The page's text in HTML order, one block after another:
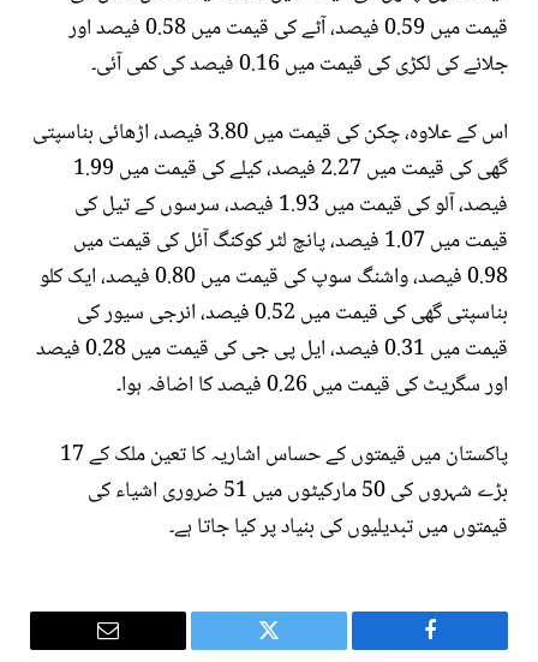
قیمت میں 0.59 فیصد، آٹے کی قیمت میں 0.58 فیصد اور
جلانے کی لکڑی کی قیمت میں 0.16 فیصد کی کمی آئی۔
اس کے علاوہ، چکن کی قیمت میں 3.80 فیصد، اڑھائی بناسپتی
گھی کی قیمت میں 2.27 فیصد، کیلے کی قیمت میں 1.99
فیصد، آلو کی قیمت میں 1.93 فیصد، سرسوں کے تیل کی
قیمت میں 1.07 فیصد، پانچ لٹر کوکنگ آئل کی قیمت میں
0.98 فیصد، واشنگ سوپ کی قیمت میں 0.80 فیصد، ایک کلو
بناسپتی گھی کی قیمت میں 0.52 فیصد، انرجی سیور کی
قیمت میں 0.31 فیصد، ایل پی جی کی قیمت میں 0.28 فیصد
اور سگریٹ کی قیمت میں 0.26 فیصد کا اضافہ ہوا۔
پاکستان میں قیمتوں کے حساس اشاریہ کا تعین ملک کے 17
بڑے شہروں کی 50 مارکیٹوں میں 51 ضروری اشیاء کی
قیمتوں میں تبدیلیوں کی بنیاد پر کیا جاتا ہے۔
Facebook
Twitter
Email